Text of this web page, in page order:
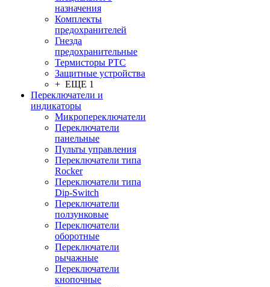
назначения
Комплекты
предохранителей
Гнезда
предохранительные
Термисторы PTC
Защитные устройства
+ ЕЩЕ 1
Переключатели и
индикаторы
Микропереключатели
Переключатели
панельные
Пульты управления
Переключатели типа
Rocker
Переключатели типа
Dip-Switch
Переключатели
ползунковые
Переключатели
оборотные
Переключатели
рычажные
Переключатели
кнопочные